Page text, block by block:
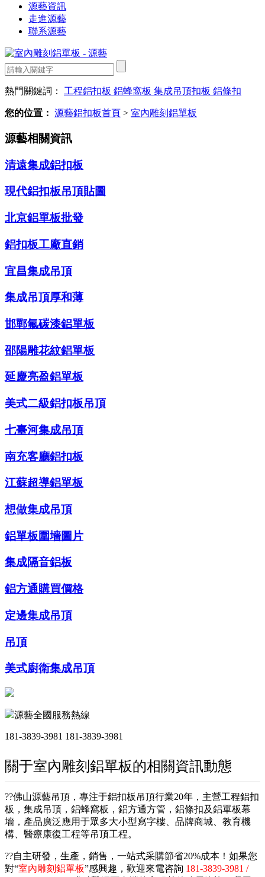
源藝資訊
走進源藝
聯系源藝
熱門關鍵詞： 工程鋁扣板 鋁蜂窩板 集成吊頂扣板 鋁條扣
您的位置： 源藝鋁扣板首頁 > 室內雕刻鋁單板
源藝相關資訊
清遠集成鋁扣板
現代鋁扣板吊頂貼圖
北京鋁單板批發
鋁扣板工廠直銷
宜昌集成吊頂
集成吊頂厚和薄
邯鄲氟碳漆鋁單板
邵陽雕花紋鋁單板
延慶亮盈鋁單板
美式二級鋁扣板吊頂
七臺河集成吊頂
南充客廳鋁扣板
江蘇超導鋁單板
想做集成吊頂
鋁單板圍墻圖片
集成隔音鋁板
鋁方通購買價格
定邊集成吊頂
吊頂
美式廚衛集成吊頂
源藝全國服務熱線
181-3839-3981 181-3839-3981
關于室內雕刻鋁單板的相關資訊動態
??佛山源藝吊頂，專注于鋁扣板吊頂行業20年，主營工程鋁扣
板，集成吊頂，鋁蜂窩板，鋁方通方管，鋁條扣及鋁單板幕
墻，產品廣泛應用于眾多大小型寫字樓、品牌商城、教育機
構、醫療康復工程等吊頂工程。
??自主研發，生產，銷售，一站式采購節省20%成本！如果您
對“室內雕刻鋁單板”感興趣，歡迎來電咨詢 181-3839-3981 /